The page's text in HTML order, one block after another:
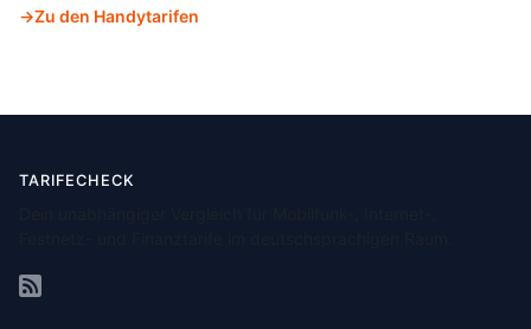
Zu den Handytarifen
TARIFECHECK